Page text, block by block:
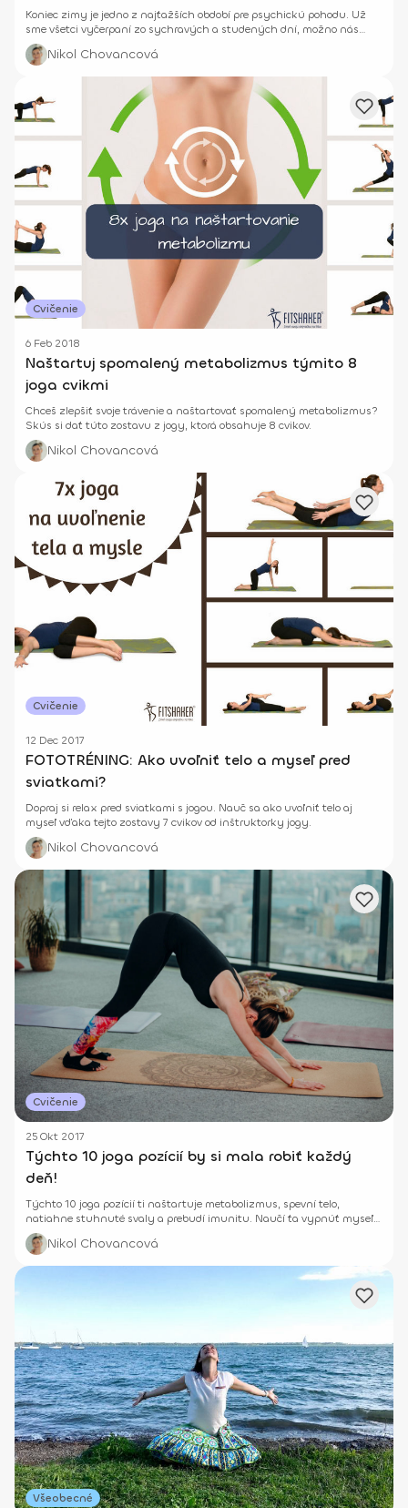
Koniec zimy je jedno z najťažších období pre psychickú pohodu. Už
sme všetci vyčerpaní zo sychravých a studených dní, možno nás
prepadá depresia či smutná nálada. Preto ti ponúkame túto joga
zostavu na okamžité zlepšenie nálady.
Nikol Chovancová
Cvičenie
6 Feb 2018
Naštartuj spomalený metabolizmus týmito 8
joga cvikmi
Chceš zlepšiť svoje trávenie a naštartovať spomalený metabolizmus?
Skús si dať túto zostavu z jogy, ktorá obsahuje 8 cvikov.
Nikol Chovancová
Cvičenie
12 Dec 2017
FOTOTRÉNING: Ako uvoľniť telo a myseľ pred
sviatkami?
Dopraj si relax pred sviatkami s jogou. Nauč sa ako uvoľniť telo aj
myseľ vďaka tejto zostavy 7 cvikov od inštruktorky jogy.
Nikol Chovancová
Cvičenie
25 Okt 2017
Týchto 10 joga pozícií by si mala robiť každý
deň!
Týchto 10 joga pozícií ti naštartuje metabolizmus, spevní telo,
natiahne stuhnuté svaly a prebudí imunitu. Naučí ťa vypnúť myseľ a
relaxovať.
Nikol Chovancová
Všeobecné